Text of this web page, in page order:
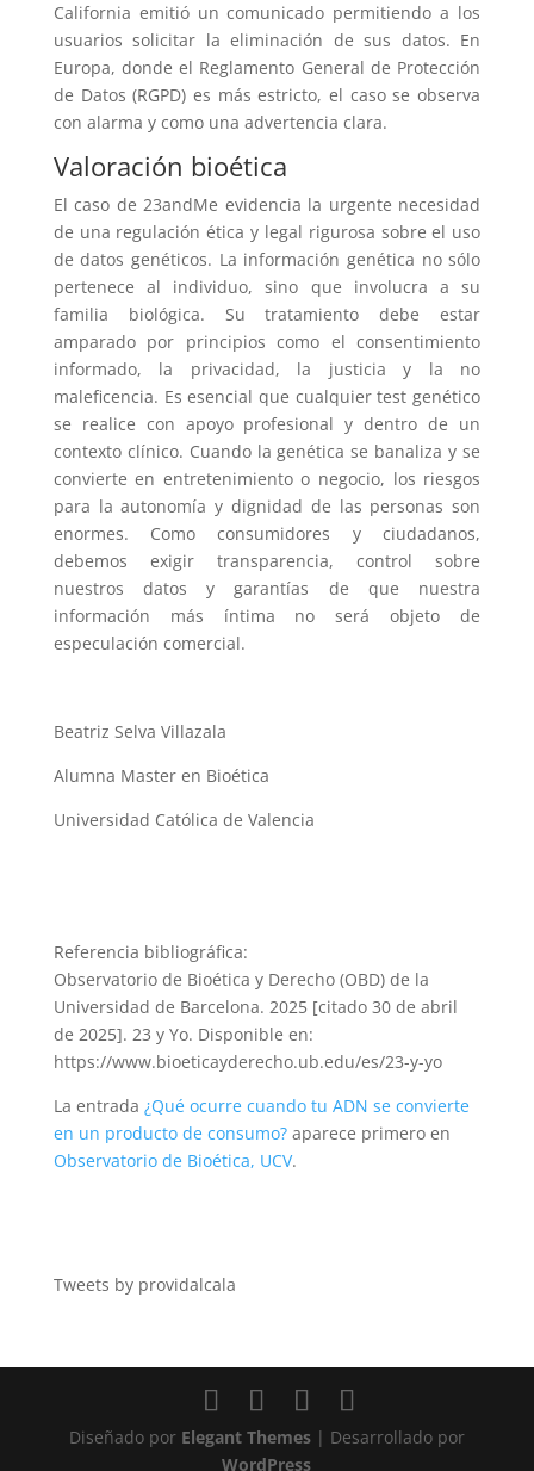
California emitió un comunicado permitiendo a los
usuarios solicitar la eliminación de sus datos. En
Europa, donde el Reglamento General de Protección
de Datos (RGPD) es más estricto, el caso se observa
con alarma y como una advertencia clara.
Valoración bioética
El caso de 23andMe evidencia la urgente necesidad
de una regulación ética y legal rigurosa sobre el uso
de datos genéticos. La información genética no sólo
pertenece al individuo, sino que involucra a su
familia biológica. Su tratamiento debe estar
amparado por principios como el consentimiento
informado, la privacidad, la justicia y la no
maleficencia. Es esencial que cualquier test genético
se realice con apoyo profesional y dentro de un
contexto clínico. Cuando la genética se banaliza y se
convierte en entretenimiento o negocio, los riesgos
para la autonomía y dignidad de las personas son
enormes. Como consumidores y ciudadanos,
debemos exigir transparencia, control sobre
nuestros datos y garantías de que nuestra
información más íntima no será objeto de
especulación comercial.
Beatriz Selva Villazala
Alumna Master en Bioética
Universidad Católica de Valencia
Referencia bibliográfica:
Observatorio de Bioética y Derecho (OBD) de la
Universidad de Barcelona. 2025 [citado 30 de abril
de 2025]. 23 y Yo. Disponible en:
https://www.bioeticayderecho.ub.edu/es/23-y-yo
La entrada ¿Qué ocurre cuando tu ADN se convierte
en un producto de consumo?aparece primero en
Observatorio de Bioética, UCV.
Tweets by providalcala
Diseñado por Elegant Themes| Desarrollado por
WordPress